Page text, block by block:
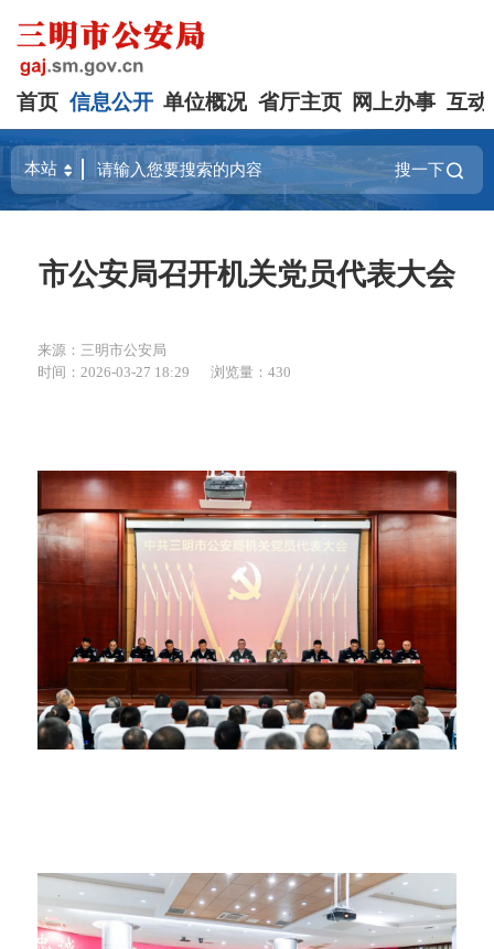
首页 信息公开 单位概况 省厅主页 网上办事 互动
搜一下
市公安局召开机关党员代表大会​
来源：三明市公安局
时间：2026-03-27 18:29
浏览量：430